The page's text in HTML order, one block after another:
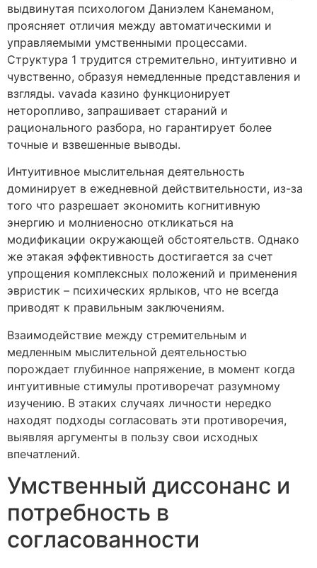
выдвинутая психологом Даниэлем Канеманом,
проясняет отличия между автоматическими и
управляемыми умственными процессами.
Структура 1 трудится стремительно, интуитивно и
чувственно, образуя немедленные представления и
взгляды. vavada казино функционирует
неторопливо, запрашивает стараний и
рационального разбора, но гарантирует более
точные и взвешенные выводы.
Интуитивное мыслительная деятельность
доминирует в ежедневной действительности, из-за
того что разрешает экономить когнитивную
энергию и молниеносно откликаться на
модификации окружающей обстоятельств. Однако
же этакая эффективность достигается за счет
упрощения комплексных положений и применения
эвристик – психических ярлыков, что не всегда
приводят к правильным заключениям.
Взаимодействие между стремительным и
медленным мыслительной деятельностью
порождает глубинное напряжение, в момент когда
интуитивные стимулы противоречат разумному
изучению. В этаких случаях личности нередко
находят подходы согласовать эти противоречия,
выявляя аргументы в пользу свои исходных
впечатлений.
Умственный диссонанс и
потребность в
согласованности